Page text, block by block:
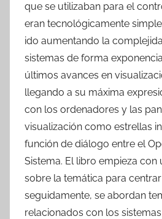
que se utilizaban para el
eran tecnológicamente
ido aumentando la
sistemas de forma
últimos avances en
llegando a su máxima
con los ordenadores y las
visualización como estrellas
función de diálogo entre el
Sistema. El libro empieza con
sobre la temática para
seguidamente, se abordan
relacionados con los